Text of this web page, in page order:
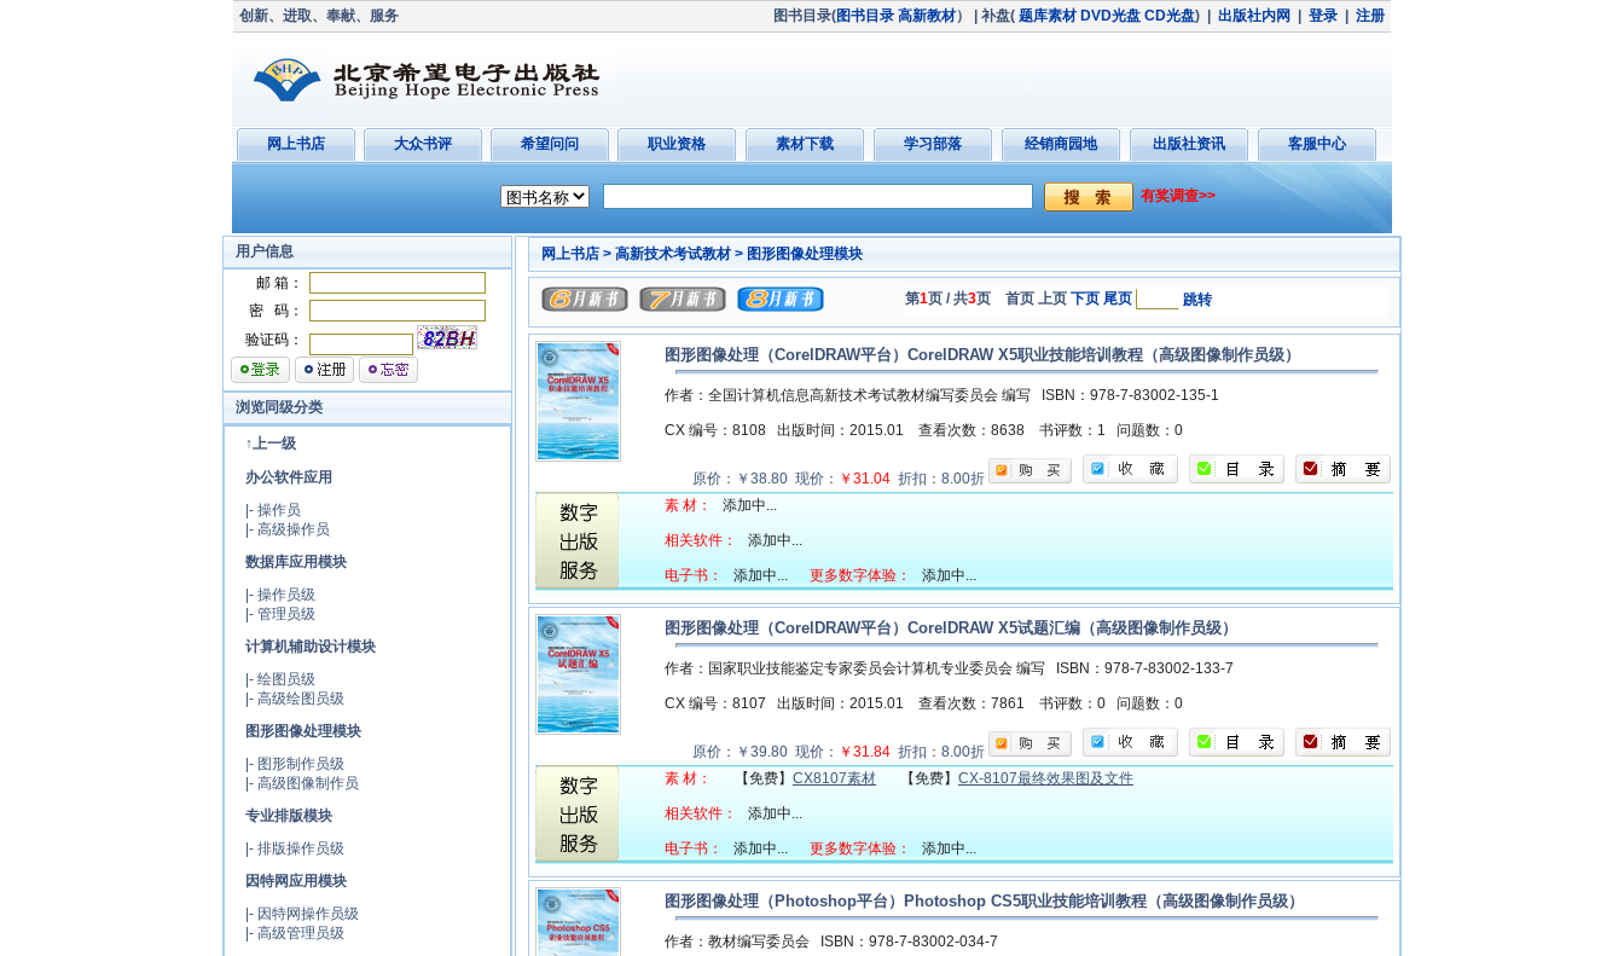
创新、进取、奉献、服务 图书目录(图书目录 高新教材） | 补盘( 题库素材 DVD光盘 CD光盘) 出版社内网 登录 注册
网上书店 大众书评 希望问问 职业资格 素材下载 学习部落 经销商园地 出版社资讯 客服中心
有奖调查>>
用户信息
邮 箱：
密 码：
验证码：
浏览同级分类
↑上一级
办公软件应用
|- 操作员
|- 高级操作员
数据库应用模块
|- 操作员级
|- 管理员级
计算机辅助设计模块
|- 绘图员级
|- 高级绘图员级
图形图像处理模块
|- 图形制作员级
|- 高级图像制作员
专业排版模块
|- 排版操作员级
因特网应用模块
|- 因特网操作员级
|- 高级管理员级
网上书店 > 高新技术考试教材 > 图形图像处理模块
第1页 / 共3页 首页 上页 下页 尾页 跳转
图形图像处理（CorelDRAW平台）CorelDRAW X5职业技能培训教程（高级图像制作员级）
作者：全国计算机信息高新技术考试教材编写委员会 编写 ISBN：978-7-83002-135-1
CX 编号：8108 出版时间：2015.01 查看次数：8638 书评数：1 问题数：0
原价：￥38.80 现价： ￥31.04 折扣：8.00折
素 材：
添加中...
相关软件： 添加中...
电子书： 添加中... 更多数字体验： 添加中...
图形图像处理（CorelDRAW平台）CorelDRAW X5试题汇编（高级图像制作员级）
作者：国家职业技能鉴定专家委员会计算机专业委员会 编写 ISBN：978-7-83002-133-7
CX 编号：8107 出版时间：2015.01 查看次数：7861 书评数：0 问题数：0
原价：￥39.80 现价： ￥31.84 折扣：8.00折
素 材：
【免费】 CX8107素材 【免费】 CX-8107最终效果图及文件
相关软件： 添加中...
电子书： 添加中... 更多数字体验： 添加中...
图形图像处理（Photoshop平台）Photoshop CS5职业技能培训教程（高级图像制作员级）
作者：教材编写委员会 ISBN：978-7-83002-034-7